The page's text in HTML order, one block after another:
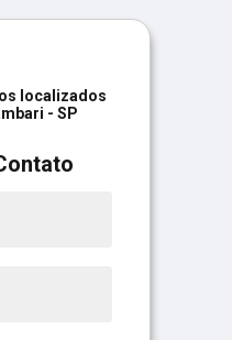
localizados
- SP